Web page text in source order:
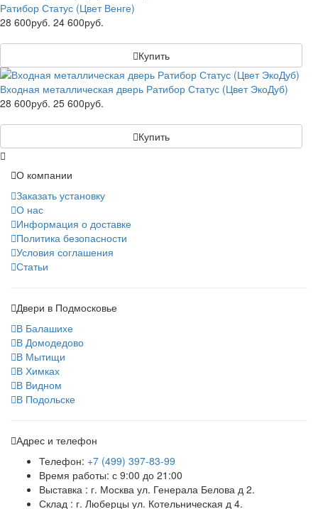
Ратибор Статус (Цвет Венге)
28 600руб. 24 600руб.
Купить
Входная металлическая дверь Ратибор Статус (Цвет ЭкоДуб)
28 600руб. 25 600руб.
Купить
О компании
Заказать установку
О нас
Информация о доставке
Политика безопасности
Условия соглашения
Статьи
Двери в Подмосковье
В Балашихе
В Домодедово
В Мытищи
В Химках
В Видном
В Подольске
Адрес и телефон
Телефон: +7 (499) 397-83-99
Время работы: с 9:00 до 21:00
Выставка : г. Москва ул. Генерала Белова д 2.
Склад : г. Люберцы ул. Котельническая д 4.